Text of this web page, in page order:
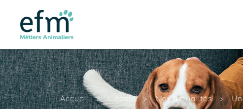
Accueil > L'école > Nos actualités >